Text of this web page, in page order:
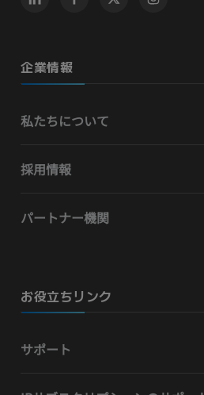
企業情報
私たちについて
採用情報
パートナー機関
お役立ちリンク
サポート